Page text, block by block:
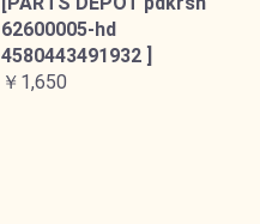
62600005-hd
4580443491932 ]
￥1,650